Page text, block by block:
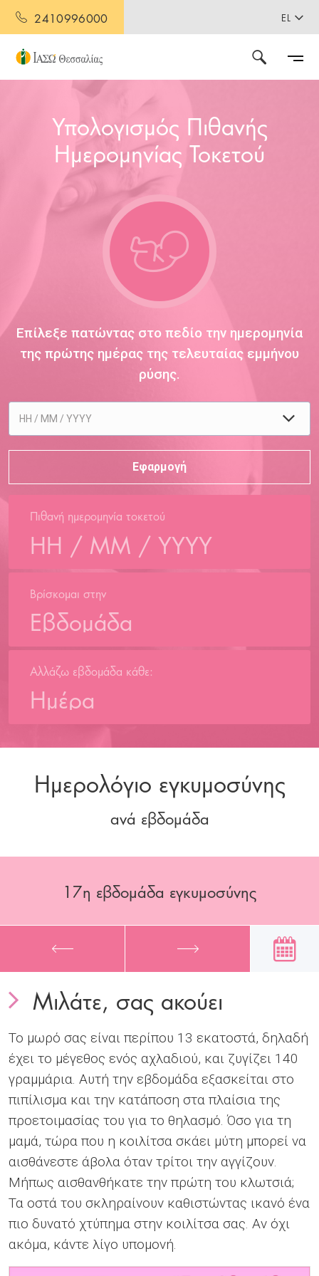
2410996000 EL
Υπολογισμός Πιθανής
Ημερομηνίας Τοκετού
Επίλεξε πατώντας στο πεδίο την ημερομηνία
της πρώτης ημέρας της τελευταίας εμμήνου
ρύσης.
Πιθανή ημερομηνία τοκετού
Βρίσκομαι στην
Εβδομάδα
Αλλάζω εβδομάδα κάθε:
Ημέρα
Ημερολόγιο εγκυμοσύνης
ανά εβδομάδα
17η εβδομάδα εγκυμοσύνης
Μιλάτε, σας ακούει
Το μωρό σας είναι περίπου 13 εκατοστά, δηλαδή
έχει το μέγεθος ενός αχλαδιού, και ζυγίζει 140
γραμμάρια. Αυτή την εβδομάδα εξασκείται στο
πιπίλισμα και την κατάποση στα πλαίσια της
προετοιμασίας του για το θηλασμό. Όσο για τη
μαμά, τώρα που η κοιλίτσα σκάει μύτη μπορεί να
αισθάνεστε άβολα όταν τρίτοι την αγγίζουν.
Μήπως αισθανθήκατε την πρώτη του κλωτσιά;
Τα οστά του σκληραίνουν καθιστώντας ικανό ένα
πιο δυνατό χτύπημα στην κοιλίτσα σας. Αν όχι
ακόμα, κάντε λίγο υπομονή.